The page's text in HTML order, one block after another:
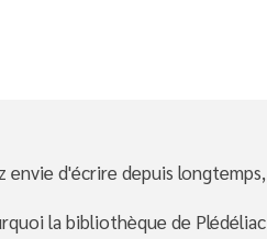
envie d'écrire depuis
la bibliothèque de